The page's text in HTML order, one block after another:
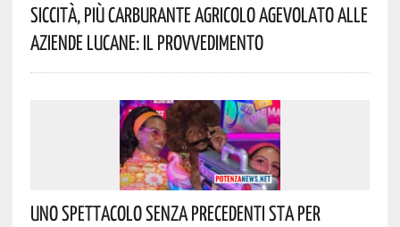
Siccità, Più Carburante Agricolo Agevolato Alle
Aziende Lucane: Il Provvedimento
Uno Spettacolo Senza Precedenti Sta Per